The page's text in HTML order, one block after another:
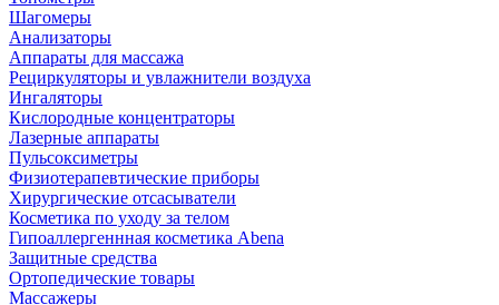
Шагомеры
Анализаторы
Аппараты для массажа
Рециркуляторы и увлажнители воздуха
Ингаляторы
Кислородные концентраторы
Лазерные аппараты
Пульсоксиметры
Физиотерапевтические приборы
Хирургические отсасыватели
Косметика по уходу за телом
Гипоаллергеннная косметика Abena
Защитные средства
Ортопедические товары
Массажеры